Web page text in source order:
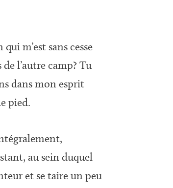
m’est sans cesse
l’autre camp? Tu
dans mon esprit
pied.
au sein duquel
et se taire un peu